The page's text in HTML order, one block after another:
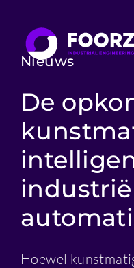
Nieuws
De
Hoewel